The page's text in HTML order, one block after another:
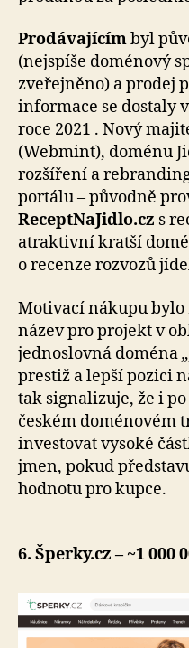
Prodávajícímbyl
(nejspíše doménový
zveřejněno) a prodej
informace se dostaly
roce 2021 . Nový
(Webmint), doménu
rozšíření a
portálu – původně
ReceptNaJidlo.cz s
atraktivní kratší
o recenze rozvozů
Motivací nákupu bylo
název pro projekt v
jednoslovná doména
prestiž a lepší pozici
tak signalizuje, že i
českém doménovém
investovat vysoké
jmen, pokud
hodnotu pro kupce.
6. Šperky.cz – ~1 000